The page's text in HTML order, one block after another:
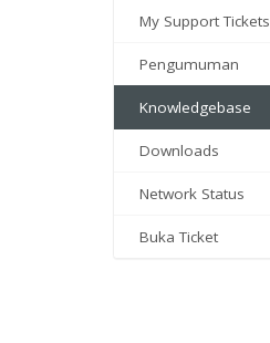
My Support Tickets
Pengumuman
Knowledgebase
Downloads
Network Status
Buka Ticket